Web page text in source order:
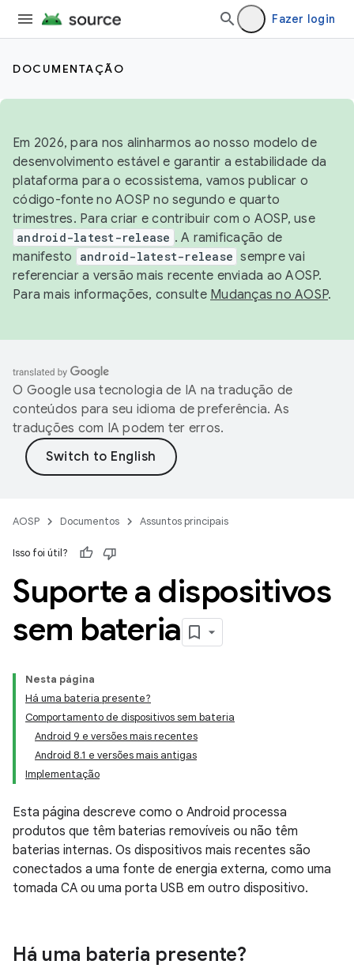
Fazer login
DOCUMENTAÇÃO
Em 2026, para nos alinharmos ao nosso modelo de
desenvolvimento estável e garantir a estabilidade da
plataforma para o ecossistema, vamos publicar o
código-fonte no AOSP no segundo e quarto
trimestres. Para criar e contribuir com o AOSP, use
android-latest-release . A ramificação de
manifesto
android-latest-release sempre vai
referenciar a versão mais recente enviada ao AOSP.
Para mais informações, consulte Mudanças no AOSP.
O Google usa tecnologia de IA na tradução de
conteúdos para seu idioma de preferência. As
traduções com IA podem ter erros.
AOSP Documentos Assuntos principais
Isso foi útil?
Suporte a dispositivos
sem bateria
Nesta página
Há uma bateria presente?
Comportamento de dispositivos sem bateria
Android 9 e versões mais recentes
Android 8.1 e versões mais antigas
Implementação
Esta página descreve como o Android processa
produtos que têm baterias removíveis ou não têm
baterias internas. Os dispositivos mais recentes são
conectados a uma fonte de energia externa, como uma
tomada CA ou uma porta USB em outro dispositivo.
Há uma bateria presente?